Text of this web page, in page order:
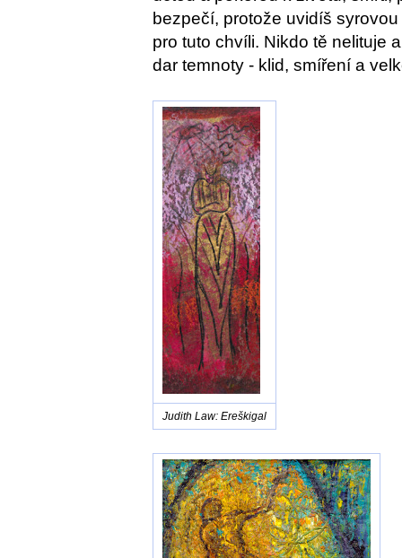
bezpečí, protože uvidíš
pro tuto chvíli. Nikdo tě nelituje
dar temnoty - klid, smíření a
Judith Law: Ereškigal